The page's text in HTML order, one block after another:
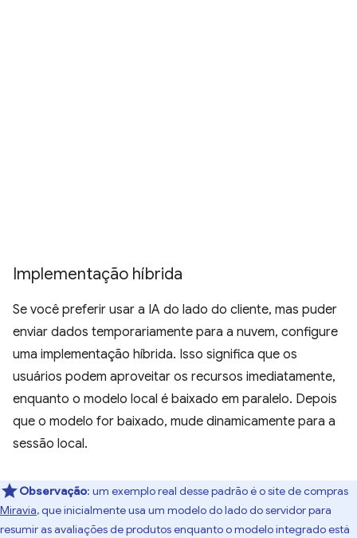
Implementação híbrida
Se você preferir usar a IA do lado do cliente, mas puder
enviar dados temporariamente para a nuvem, configure
uma implementação híbrida. Isso significa que os
usuários podem aproveitar os recursos imediatamente,
enquanto o modelo local é baixado em paralelo. Depois
que o modelo for baixado, mude dinamicamente para a
sessão local.
Observação: um exemplo real desse padrão é o site de compras
Miravia, que inicialmente usa um modelo do lado do servidor para
resumir as avaliações de produtos enquanto o modelo integrado está